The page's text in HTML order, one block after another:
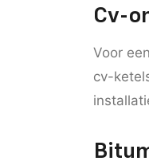
Cv-
Voor
cv-